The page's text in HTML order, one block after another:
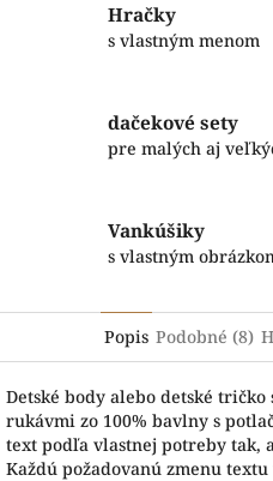
Hračky
s vlastným menom
dačekové sety
pre malých aj
Vankúšiky
s vlastným
Popis Podobné (8)
Detské body alebo detské
rukávmi zo 100% bavlny s
text podľa vlastnej potreby tak,
Každú požadovanú zmenu